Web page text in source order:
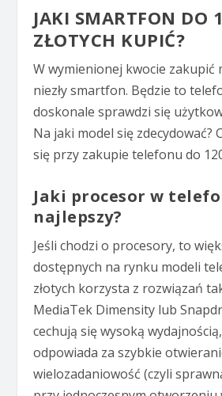
JAKI SMARTFON DO
ZŁOTYCH KUPIĆ?
W wymienionej kwocie zakupić
niezły smartfon. Będzie to
doskonale sprawdzi się
Na jaki model się zdecydować?
się przy zakupie telefonu do
Jaki procesor w
najlepszy?
Jeśli chodzi o procesory, to
dostępnych na rynku modeli
złotych korzysta z rozwiązań
MediaTek Dimensity lub
cechują się wysoką
odpowiada za szybkie
wielozadaniowość (czyli